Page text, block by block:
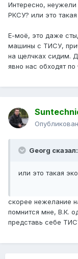
Интересно, неужели
РКСУ? или это
Е-моё, это даже
машины с ТИСУ,
на щелчках сидим.
явно нас обходят
Georg сказал:
или это такая
скорее нежелание
помнится мне, В.К.
представь себе